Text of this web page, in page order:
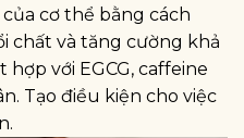
cơ thể bằng cách
chất và tăng cường khả
với EGCG, caffeine
Tạo điều kiện cho việc